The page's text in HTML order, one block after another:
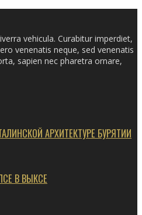
vehicula. Curabitur imperdiet,
venenatis neque, sed venenatis
sapien nec pharetra ornare,
АРХИТЕКТУРЕ БУРЯТИИ
В ВЫКСЕ